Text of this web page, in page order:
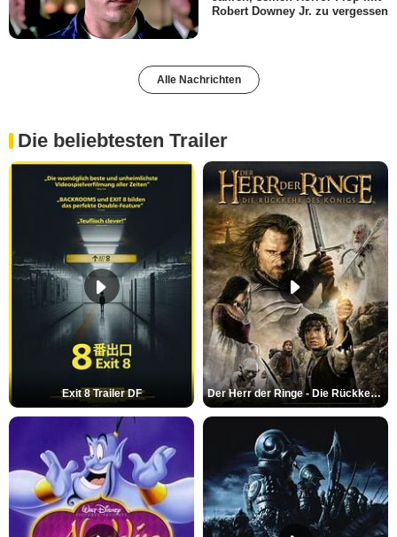
Robert Downey Jr. zu vergessen
Alle Nachrichten
Die beliebtesten Trailer
Exit 8 Trailer DF Der Herr der Ringe - Die Rückkehr des Königs Trailer OV